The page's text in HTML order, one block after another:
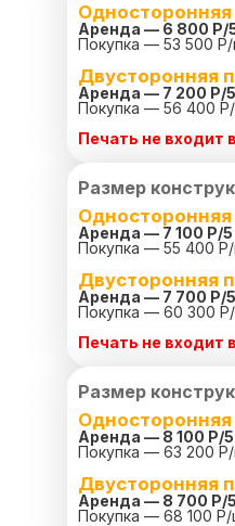
Односторонняя
Аренда — 6 800 Р/
Покупка — 53 500
Двусторонняя
Аренда — 7 200 Р/
Покупка — 56 400
Печать не входит
Размер
Односторонняя
Аренда — 7 100 Р/
Покупка — 55 400
Двусторонняя
Аренда — 7 700 Р/
Покупка — 60 300
Печать не входит
Размер
Односторонняя
Аренда — 8 100 Р/
Покупка — 63 200
Двусторонняя
Аренда — 8 700 Р/
Покупка — 68 100